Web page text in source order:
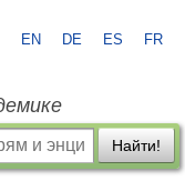
EN DE ES FR
Найти!